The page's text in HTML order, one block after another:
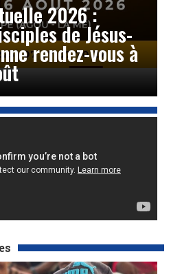
2026 :
de Jésus-
rendez-vous à